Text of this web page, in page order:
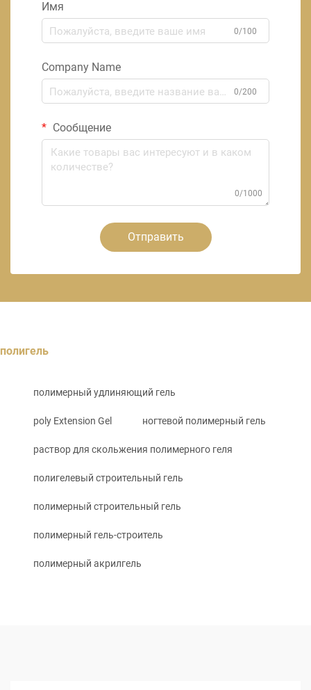
Имя
0/100
Company Name
0/200
Сообщение
0/1000
Отправить
полигель
полимерный удлиняющий гель
poly Extension Gel ногтевой полимерный гель
раствор для скольжения полимерного геля
полигелевый строительный гель
полимерный строительный гель
полимерный гель-строитель
полимерный акрилгель